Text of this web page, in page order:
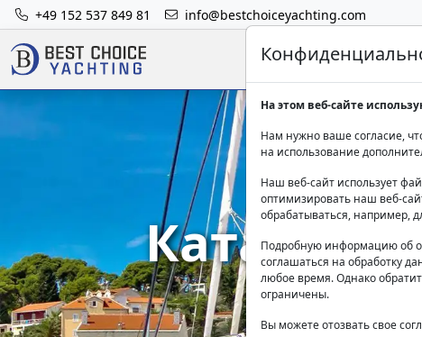
+49 152 537 849 81 info@bestchoiceyachting.com
На этом веб-сайте
Нам нужно ваше согласие,
на использование
Наш веб-сайт использует
оптимизировать наш веб-
обрабатываться, например,
Подробную информацию об
соглашаться на обработку
любое время. Однако
ограничены.
Вы можете отозвать свое